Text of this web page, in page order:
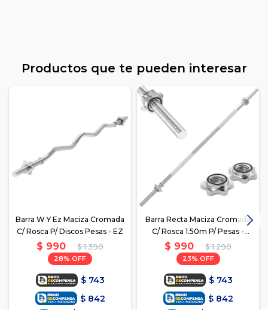
Productos que te pueden interesar
Barra W Y Ez Maciza Cromada
C/ Rosca P/ Discos Pesas - EZ
$ 990 $ 1.390
28
$ 743
$ 842
Barra Recta Maciza Cromada
C/ Rosca 1.50m P/ Pesas -
Plateado
$ 990 $ 1.290
23
$ 743
$ 842